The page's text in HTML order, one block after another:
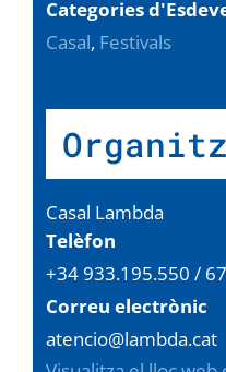
Categories
Casal, Festivals
Casal Lambda
Telèfon
+34 933.195.550 /
Correu electrònic
atencio@lambda.cat